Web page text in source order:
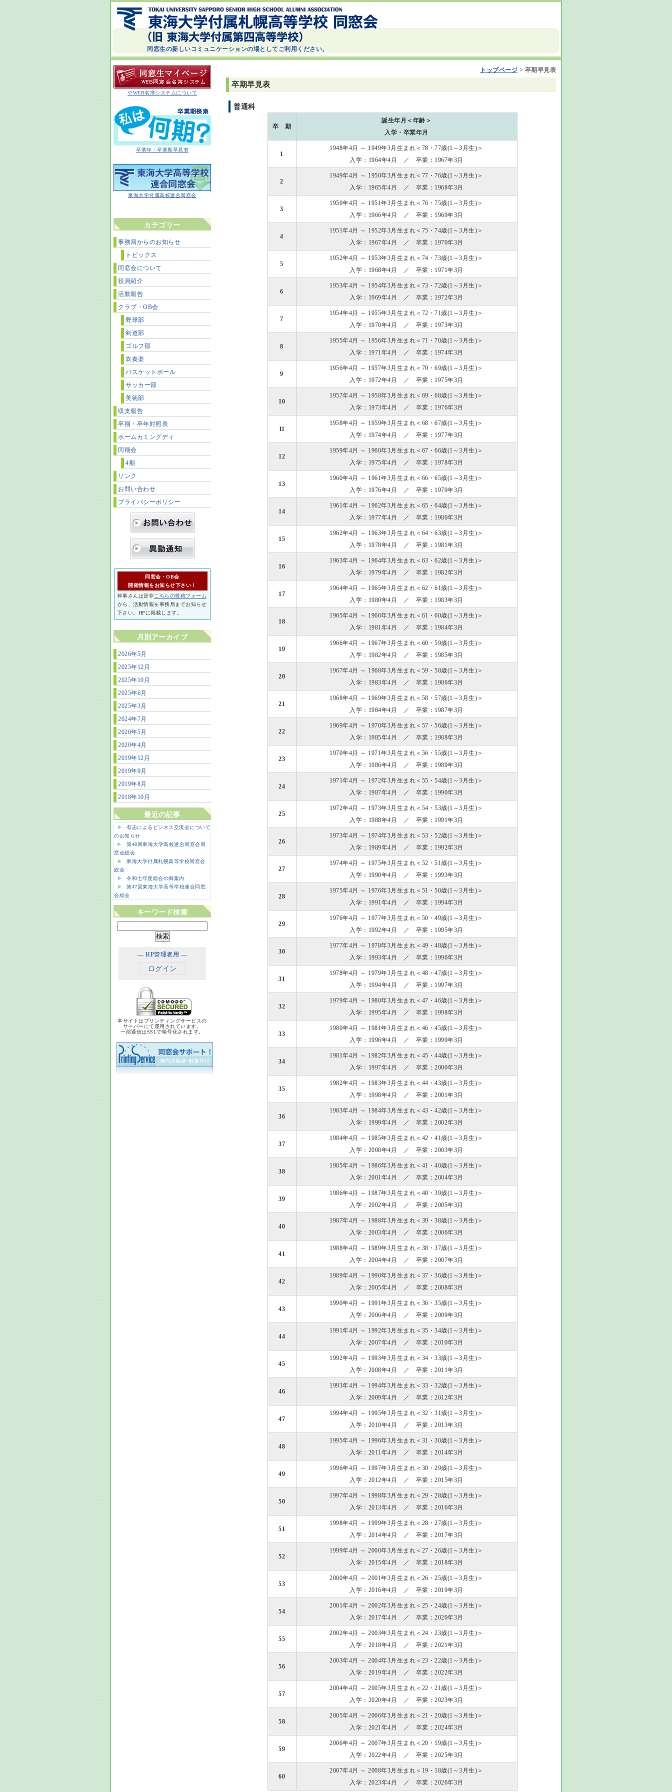
同窓生の新しいコミュニケーションの場としてご利用ください。
トップページ > 卒期早見表
卒期早見表
普通科
卒 期
誕生年月＜年齢＞
入学・卒業年月
1
1948年4月 ～ 1949年3月生まれ＜78・77歳(1～3月生)＞
入学：1964年4月 ／ 卒業：1967年3月
2
1949年4月 ～ 1950年3月生まれ＜77・76歳(1～3月生)＞
入学：1965年4月 ／ 卒業：1968年3月
3
1950年4月 ～ 1951年3月生まれ＜76・75歳(1～3月生)＞
入学：1966年4月 ／ 卒業：1969年3月
4
1951年4月 ～ 1952年3月生まれ＜75・74歳(1～3月生)＞
入学：1967年4月 ／ 卒業：1970年3月
5
1952年4月 ～ 1953年3月生まれ＜74・73歳(1～3月生)＞
入学：1968年4月 ／ 卒業：1971年3月
6
1953年4月 ～ 1954年3月生まれ＜73・72歳(1～3月生)＞
入学：1969年4月 ／ 卒業：1972年3月
7
1954年4月 ～ 1955年3月生まれ＜72・71歳(1～3月生)＞
入学：1970年4月 ／ 卒業：1973年3月
8
1955年4月 ～ 1956年3月生まれ＜71・70歳(1～3月生)＞
入学：1971年4月 ／ 卒業：1974年3月
9
1956年4月 ～ 1957年3月生まれ＜70・69歳(1～3月生)＞
入学：1972年4月 ／ 卒業：1975年3月
10
1957年4月 ～ 1958年3月生まれ＜69・68歳(1～3月生)＞
入学：1973年4月 ／ 卒業：1976年3月
11
1958年4月 ～ 1959年3月生まれ＜68・67歳(1～3月生)＞
入学：1974年4月 ／ 卒業：1977年3月
12
1959年4月 ～ 1960年3月生まれ＜67・66歳(1～3月生)＞
入学：1975年4月 ／ 卒業：1978年3月
13
1960年4月 ～ 1961年3月生まれ＜66・65歳(1～3月生)＞
入学：1976年4月 ／ 卒業：1979年3月
14
1961年4月 ～ 1962年3月生まれ＜65・64歳(1～3月生)＞
入学：1977年4月 ／ 卒業：1980年3月
15
1962年4月 ～ 1963年3月生まれ＜64・63歳(1～3月生)＞
入学：1978年4月 ／ 卒業：1981年3月
16
1963年4月 ～ 1964年3月生まれ＜63・62歳(1～3月生)＞
入学：1979年4月 ／ 卒業：1982年3月
17
1964年4月 ～ 1965年3月生まれ＜62・61歳(1～3月生)＞
入学：1980年4月 ／ 卒業：1983年3月
18
1965年4月 ～ 1966年3月生まれ＜61・60歳(1～3月生)＞
入学：1981年4月 ／ 卒業：1984年3月
19
1966年4月 ～ 1967年3月生まれ＜60・59歳(1～3月生)＞
入学：1982年4月 ／ 卒業：1985年3月
20
1967年4月 ～ 1968年3月生まれ＜59・58歳(1～3月生)＞
入学：1983年4月 ／ 卒業：1986年3月
21
1968年4月 ～ 1969年3月生まれ＜58・57歳(1～3月生)＞
入学：1984年4月 ／ 卒業：1987年3月
22
1969年4月 ～ 1970年3月生まれ＜57・56歳(1～3月生)＞
入学：1985年4月 ／ 卒業：1988年3月
23
1970年4月 ～ 1971年3月生まれ＜56・55歳(1～3月生)＞
入学：1986年4月 ／ 卒業：1989年3月
24
1971年4月 ～ 1972年3月生まれ＜55・54歳(1～3月生)＞
入学：1987年4月 ／ 卒業：1990年3月
25
1972年4月 ～ 1973年3月生まれ＜54・53歳(1～3月生)＞
入学：1988年4月 ／ 卒業：1991年3月
26
1973年4月 ～ 1974年3月生まれ＜53・52歳(1～3月生)＞
入学：1989年4月 ／ 卒業：1992年3月
27
1974年4月 ～ 1975年3月生まれ＜52・51歳(1～3月生)＞
入学：1990年4月 ／ 卒業：1993年3月
28
1975年4月 ～ 1976年3月生まれ＜51・50歳(1～3月生)＞
入学：1991年4月 ／ 卒業：1994年3月
29
1976年4月 ～ 1977年3月生まれ＜50・49歳(1～3月生)＞
入学：1992年4月 ／ 卒業：1995年3月
30
1977年4月 ～ 1978年3月生まれ＜49・48歳(1～3月生)＞
入学：1993年4月 ／ 卒業：1996年3月
31
1978年4月 ～ 1979年3月生まれ＜48・47歳(1～3月生)＞
入学：1994年4月 ／ 卒業：1997年3月
32
1979年4月 ～ 1980年3月生まれ＜47・46歳(1～3月生)＞
入学：1995年4月 ／ 卒業：1998年3月
33
1980年4月 ～ 1981年3月生まれ＜46・45歳(1～3月生)＞
入学：1996年4月 ／ 卒業：1999年3月
34
1981年4月 ～ 1982年3月生まれ＜45・44歳(1～3月生)＞
入学：1997年4月 ／ 卒業：2000年3月
35
1982年4月 ～ 1983年3月生まれ＜44・43歳(1～3月生)＞
入学：1998年4月 ／ 卒業：2001年3月
36
1983年4月 ～ 1984年3月生まれ＜43・42歳(1～3月生)＞
入学：1999年4月 ／ 卒業：2002年3月
37
1984年4月 ～ 1985年3月生まれ＜42・41歳(1～3月生)＞
入学：2000年4月 ／ 卒業：2003年3月
38
1985年4月 ～ 1986年3月生まれ＜41・40歳(1～3月生)＞
入学：2001年4月 ／ 卒業：2004年3月
39
1986年4月 ～ 1987年3月生まれ＜40・39歳(1～3月生)＞
入学：2002年4月 ／ 卒業：2005年3月
40
1987年4月 ～ 1988年3月生まれ＜39・38歳(1～3月生)＞
入学：2003年4月 ／ 卒業：2006年3月
41
1988年4月 ～ 1989年3月生まれ＜38・37歳(1～3月生)＞
入学：2004年4月 ／ 卒業：2007年3月
42
1989年4月 ～ 1990年3月生まれ＜37・36歳(1～3月生)＞
入学：2005年4月 ／ 卒業：2008年3月
43
1990年4月 ～ 1991年3月生まれ＜36・35歳(1～3月生)＞
入学：2006年4月 ／ 卒業：2009年3月
44
1991年4月 ～ 1992年3月生まれ＜35・34歳(1～3月生)＞
入学：2007年4月 ／ 卒業：2010年3月
45
1992年4月 ～ 1993年3月生まれ＜34・33歳(1～3月生)＞
入学：2008年4月 ／ 卒業：2011年3月
46
1993年4月 ～ 1994年3月生まれ＜33・32歳(1～3月生)＞
入学：2009年4月 ／ 卒業：2012年3月
47
1994年4月 ～ 1995年3月生まれ＜32・31歳(1～3月生)＞
入学：2010年4月 ／ 卒業：2013年3月
48
1995年4月 ～ 1996年3月生まれ＜31・30歳(1～3月生)＞
入学：2011年4月 ／ 卒業：2014年3月
49
1996年4月 ～ 1997年3月生まれ＜30・29歳(1～3月生)＞
入学：2012年4月 ／ 卒業：2015年3月
50
1997年4月 ～ 1998年3月生まれ＜29・28歳(1～3月生)＞
入学：2013年4月 ／ 卒業：2016年3月
51
1998年4月 ～ 1999年3月生まれ＜28・27歳(1～3月生)＞
入学：2014年4月 ／ 卒業：2017年3月
52
1999年4月 ～ 2000年3月生まれ＜27・26歳(1～3月生)＞
入学：2015年4月 ／ 卒業：2018年3月
53
2000年4月 ～ 2001年3月生まれ＜26・25歳(1～3月生)＞
入学：2016年4月 ／ 卒業：2019年3月
54
2001年4月 ～ 2002年3月生まれ＜25・24歳(1～3月生)＞
入学：2017年4月 ／ 卒業：2020年3月
55
2002年4月 ～ 2003年3月生まれ＜24・23歳(1～3月生)＞
入学：2018年4月 ／ 卒業：2021年3月
56
2003年4月 ～ 2004年3月生まれ＜23・22歳(1～3月生)＞
入学：2019年4月 ／ 卒業：2022年3月
57
2004年4月 ～ 2005年3月生まれ＜22・21歳(1～3月生)＞
入学：2020年4月 ／ 卒業：2023年3月
58
2005年4月 ～ 2006年3月生まれ＜21・20歳(1～3月生)＞
入学：2021年4月 ／ 卒業：2024年3月
59
2006年4月 ～ 2007年3月生まれ＜20・19歳(1～3月生)＞
入学：2022年4月 ／ 卒業：2025年3月
60
2007年4月 ～ 2008年3月生まれ＜19・18歳(1～3月生)＞
入学：2023年4月 ／ 卒業：2026年3月
※WEB名簿システムについて
卒業年・卒業期早見表
東海大学付属高校連合同窓会
カテゴリー
事務局からのお知らせ
トピックス
同窓会について
役員紹介
活動報告
クラブ・OB会
野球部
剣道部
ゴルフ部
吹奏楽
バスケットボール
サッカー部
美術部
収支報告
卒期・卒年対照表
ホームカミングディ
同期会
4期
リンク
お問い合わせ
プライバシーポリシー
同窓会・OB会
開催情報をお知らせ下さい！
幹事さんは是非こちらの投稿フォーム
から、活動情報を事務局までお知らせ
下さい。HPに掲載します。
月別アーカイブ
2026年5月
2025年12月
2025年10月
2025年6月
2025年3月
2024年7月
2020年5月
2020年4月
2019年12月
2019年9月
2019年8月
2018年10月
最近の記事
有志によるビジネス交流会について
のお知らせ
第48回東海大学高校連合同窓会同
窓会総会
東海大学付属札幌高等学校同窓会
総会
令和七年度総会の御案内
第47回東海大学高等学校連合同窓
会総会
キーワード検索
― HP管理者用 ―
ログイン
本サイトはプリンティングサービスの
サーバーにて運用されています。
一部通信はSSLで暗号化されます。